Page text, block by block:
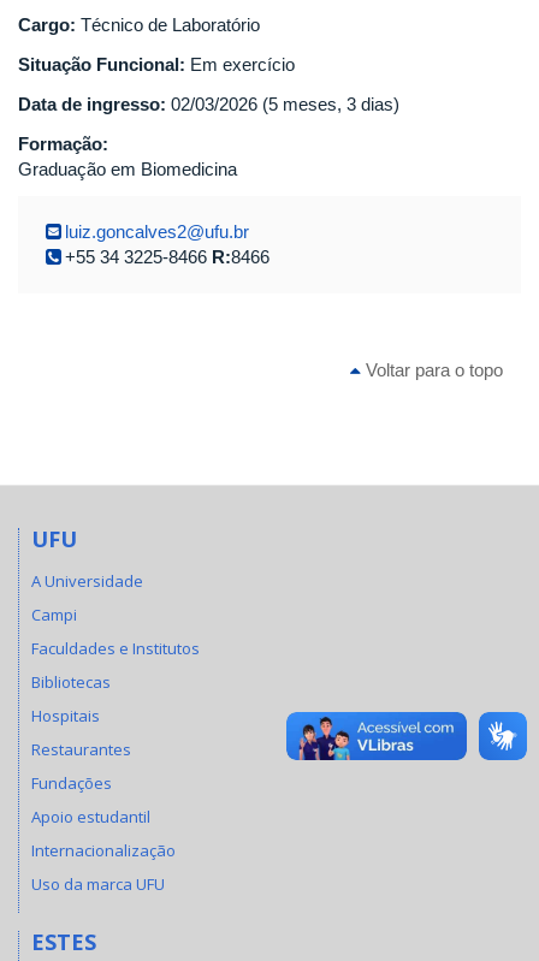
Cargo: Técnico de Laboratório
Situação Funcional: Em exercício
Data de ingresso: 02/03/2026 (5 meses, 3 dias)
Formação:
Graduação em Biomedicina
luiz.goncalves2@ufu.br
+55 34 3225-8466 R:8466
Voltar para o topo
UFU
A Universidade
Campi
Faculdades e Institutos
Bibliotecas
Hospitais
Restaurantes
Fundações
Apoio estudantil
Internacionalização
Uso da marca UFU
ESTES